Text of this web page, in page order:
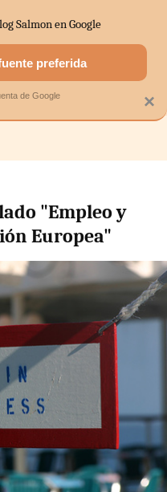
MERCADOS
"Empleo y
Europea"
×
Salmon en Google
preferida
de Google